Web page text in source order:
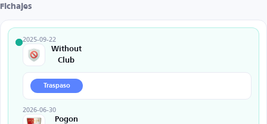
Fichajes
2025-09-22
Without
Club
Traspaso
2026-06-30
Pogon